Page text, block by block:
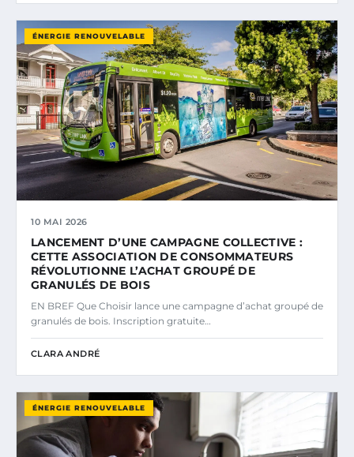
ÉNERGIE RENOUVELABLE
10 MAI 2026
LANCEMENT D’UNE CAMPAGNE COLLECTIVE :
CETTE ASSOCIATION DE CONSOMMATEURS
RÉVOLUTIONNE L’ACHAT GROUPÉ DE
GRANULÉS DE BOIS
EN BREF Que Choisir lance une campagne d’achat groupé de
granulés de bois. Inscription gratuite…
CLARA ANDRÉ
ÉNERGIE RENOUVELABLE